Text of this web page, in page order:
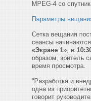
MPEG-4 со
Параметры
Сетка вещания
сеансы
«Экране 1», в
образом, зритель
время просмотра.
"Разработка и
одна из
говорит